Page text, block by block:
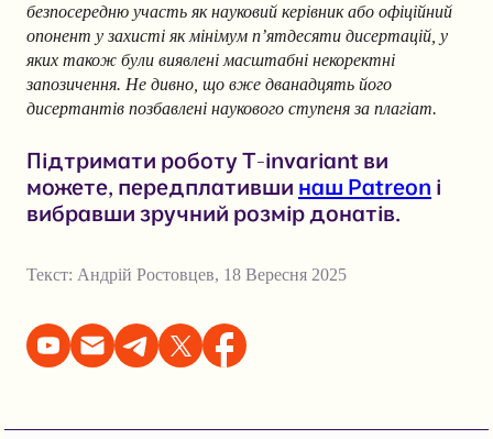
безпосередню участь як науковий керівник або офіційний
опонент у захисті як мінімум п’ятдесяти дисертацій, у
яких також були виявлені масштабні некоректні
запозичення. Не дивно, що вже дванадцять його
дисертантів позбавлені наукового ступеня за плагіат.
Підтримати роботу T-invariant ви
можете, передплативши наш Patreon і
вибравши зручний розмір донатів.
Текст: Андрій Ростовцев, 18 Вересня 2025